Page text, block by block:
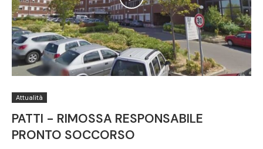
Attualità
PATTI - RIMOSSA RESPONSABILE
PRONTO SOCCORSO